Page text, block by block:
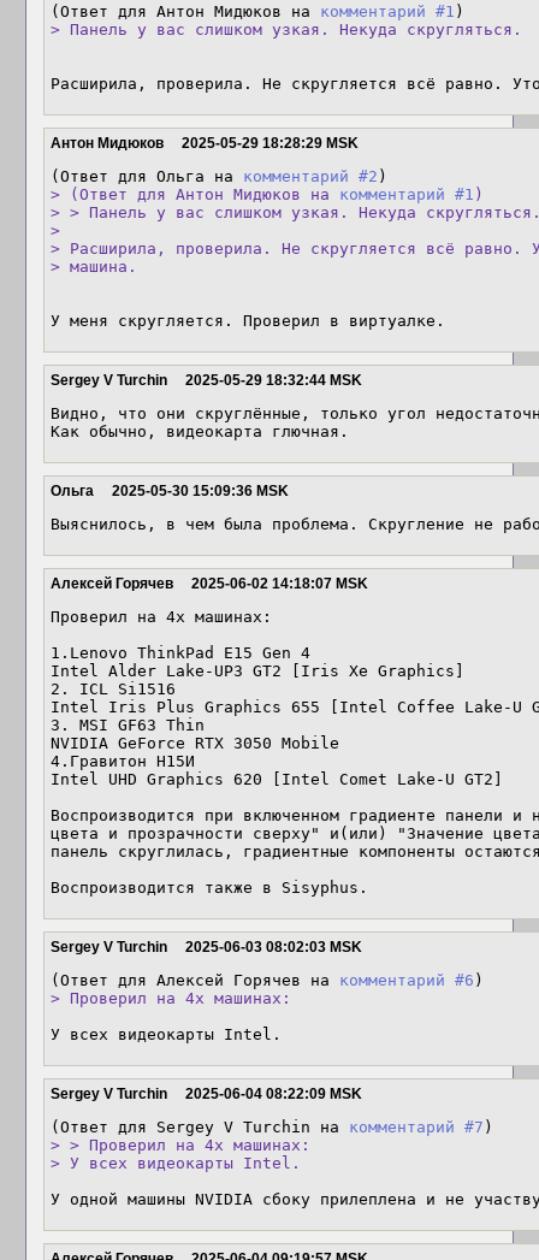
(Ответ для Антон Мидюков на комментарий #1
> Панель у вас слишком узкая. Некуда скругляться.
Расширила, проверила. Не скругляется всё равно.
Антон Мидюков 2025-05-29 18:28:29 MSK
(Ответ для Ольга на комментарий #2
> (Ответ для Антон Мидюков на комментарий #1 )
> > Панель у вас слишком узкая. Некуда
>
> Расширила, проверила. Не скругляется всё равно.
> машина.
У меня скругляется. Проверил в виртуалке.
Sergey V Turchin 2025-05-29 18:32:44 MSK
Видно, что они скруглённые, только угол
Как обычно, видеокарта глючная.
Ольга 2025-05-30 15:09:36 MSK
Выяснилось, в чем была проблема. Скругление не
Алексей Горячев 2025-06-02 14:18:07 MSK
Проверил на 4х машинах:
1.Lenovo ThinkPad E15 Gen 4
Intel Alder Lake-UP3 GT2 [Iris Xe Graphics]
2. ICL Si1516
Intel Iris Plus Graphics 655 [Intel Coffee Lake-U
3. MSI GF63 Thin
NVIDIA GeForce RTX 3050 Mobile
4.Гравитон Н15И
Intel UHD Graphics 620 [Intel Comet Lake-U GT2]
Воспроизводится при включенном градиенте панели и
цвета и прозрачности сверху" и(или) "Значение
панель скруглилась, градиентные компоненты
Воспроизводится также в Sisyphus.
Sergey V Turchin 2025-06-03 08:02:03 MSK
(Ответ для Алексей Горячев на комментарий #6
> Проверил на 4х машинах:
У всех видеокарты Intel.
Sergey V Turchin 2025-06-04 08:22:09 MSK
(Ответ для Sergey V Turchin на комментарий #7
> > Проверил на 4х машинах:
> У всех видеокарты Intel.
У одной машины NVIDIA сбоку прилеплена и не